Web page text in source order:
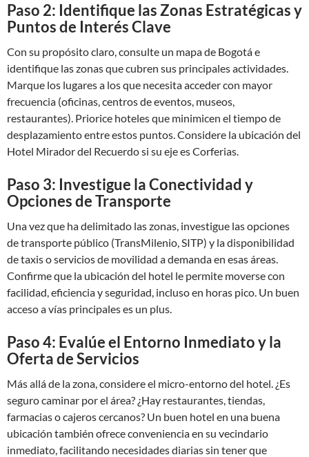
Paso 2: Identifique las Zonas Estratégicas y
Puntos de Interés Clave
Con su propósito claro, consulte un mapa de Bogotá e
identifique las zonas que cubren sus principales actividades.
Marque los lugares a los que necesita acceder con mayor
frecuencia (oficinas, centros de eventos, museos,
restaurantes). Priorice hoteles que minimicen el tiempo de
desplazamiento entre estos puntos. Considere la ubicación del
Hotel Mirador del Recuerdo si su eje es Corferias.
Paso 3: Investigue la Conectividad y
Opciones de Transporte
Una vez que ha delimitado las zonas, investigue las opciones
de transporte público (TransMilenio, SITP) y la disponibilidad
de taxis o servicios de movilidad a demanda en esas áreas.
Confirme que la ubicación del hotel le permite moverse con
facilidad, eficiencia y seguridad, incluso en horas pico. Un buen
acceso a vías principales es un plus.
Paso 4: Evalúe el Entorno Inmediato y la
Oferta de Servicios
Más allá de la zona, considere el micro-entorno del hotel. ¿Es
seguro caminar por el área? ¿Hay restaurantes, tiendas,
farmacias o cajeros cercanos? Un buen hotel en una buena
ubicación también ofrece conveniencia en su vecindario
inmediato, facilitando necesidades diarias sin tener que